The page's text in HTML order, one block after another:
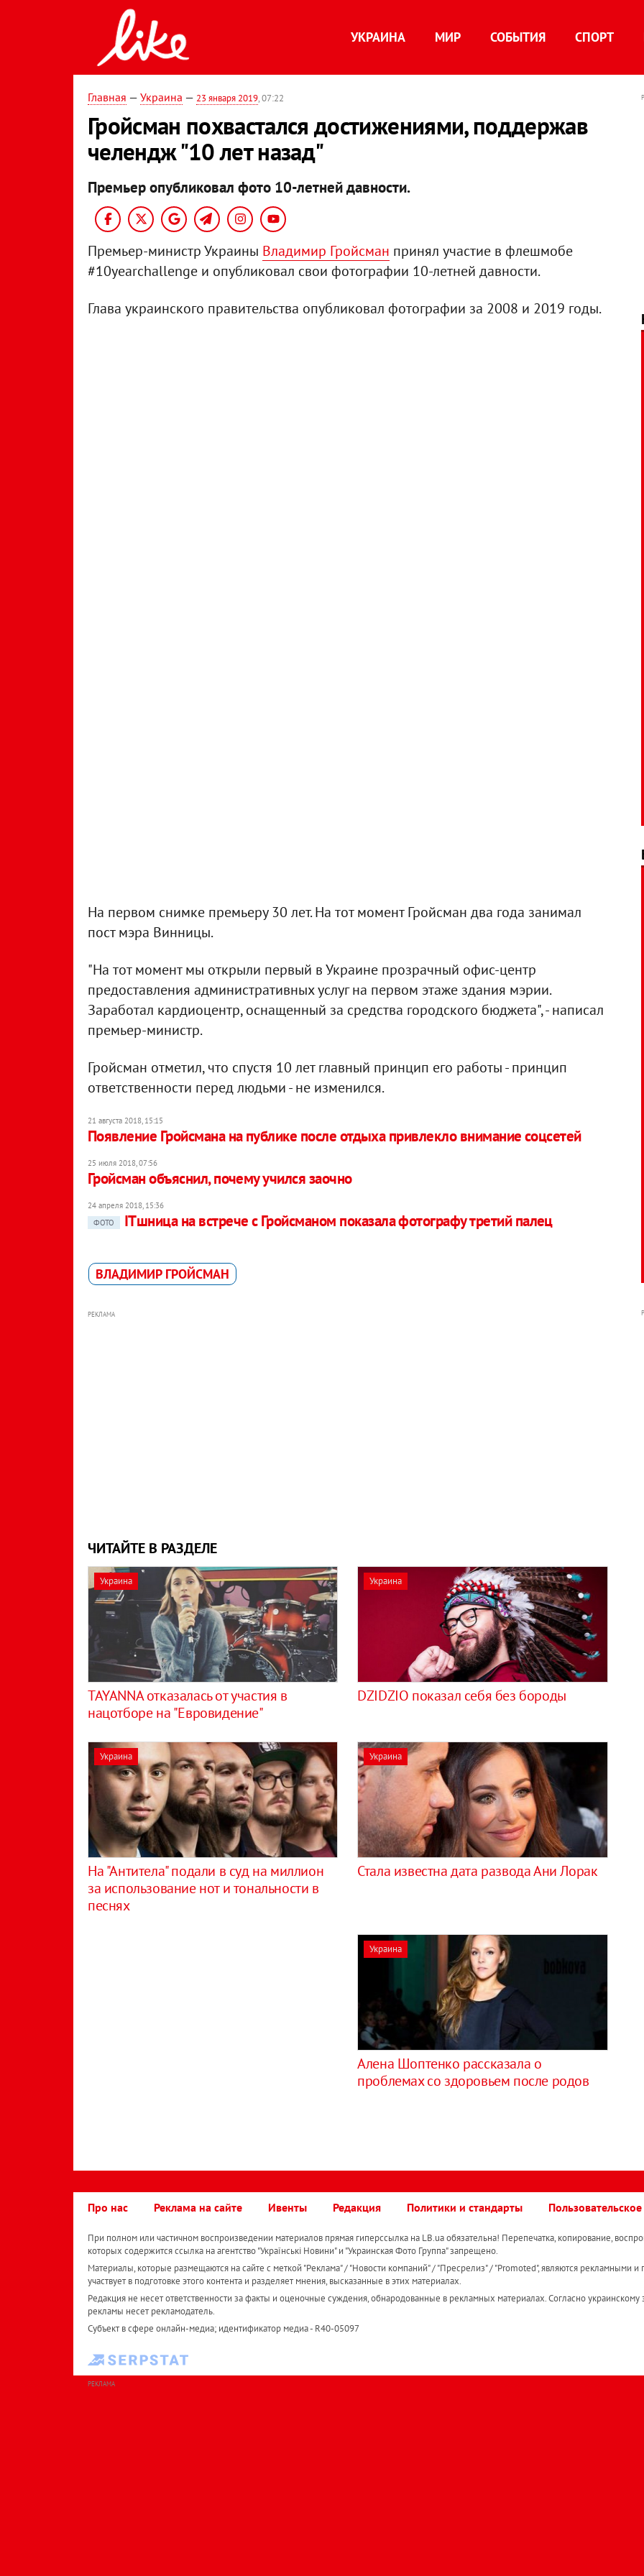
УКРАИНА МИР СОБЫТИЯ СПОРТ
Главная — Украина — 23 января 2019, 07:22
Гройсман похвастался достижениями, поддержав
челендж "10 лет назад"
Премьер опубликовал фото 10-летней давности.
Премьер-министр Украины Владимир Гройсман принял участие в флешмобе
#10yearchallenge и опубликовал свои фотографии 10-летней давности.
Глава украинского правительства опубликовал фотографии за 2008 и 2019 годы.
На первом снимке премьеру 30 лет. На тот момент Гройсман два года занимал
пост мэра Винницы.
"На тот момент мы открыли первый в Украине прозрачный офис-центр
предоставления административных услуг на первом этаже здания мэрии.
Заработал кардиоцентр, оснащенный за средства городского бюджета", - написал
премьер-министр.
Гройсман отметил, что спустя 10 лет главный принцип его работы - принцип
ответственности перед людьми - не изменился.
21 августа 2018, 15:15
Появление Гройсмана на публике после отдыха привлекло внимание соцсетей
25 июля 2018, 07:56
Гройсман объяснил, почему учился заочно
24 апреля 2018, 15:36
ФОТО
ITшница на встрече с Гройсманом показала фотографу третий палец
ВЛАДИМИР ГРОЙСМАН
РЕКЛАМА
ЧИТАЙТЕ В РАЗДЕЛЕ
Украина
TAYANNA отказалась от участия в
нацотборе на "Евровидение"
Украина
DZIDZIO показал себя без бороды
Украина
​На "Антитела" подали в суд на миллион
за использование нот и тональности в
песнях
Украина
Стала известна дата развода Ани Лорак
Украина
Алена Шоптенко рассказала о
проблемах со здоровьем после родов
Про нас Реклама на сайте Ивенты Редакция Политики и стандарты
При полном или частичном воспроизведении материалов прямая гиперссылка на LB.ua обязательна! Перепечатка, копирование,
которых содержится ссылка на агентство "Українськi Новини" и "Украинская Фото Группа" запрещено.
Материалы, которые размещаются на сайте с меткой "Реклама" / "Новости компаний" / "Пресрелиз" / "Promoted", являются рекламными и
участвует в подготовке этого контента и разделяет мнения, высказанные в этих материалах.
Редакция не несет ответственности за факты и оценочные суждения, обнародованные в рекламных материалах. Согласно украинскому
рекламы несет рекламодатель.
Субъект в сфере онлайн-медиа; идентификатор медиа - R40-05097
РЕКЛАМА